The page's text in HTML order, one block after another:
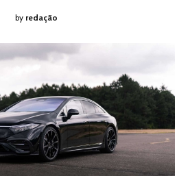
by redação